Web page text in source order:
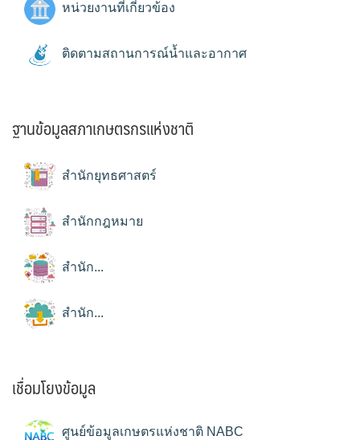
หน่วยงานที่เกี่ยวข้อง
ติดตามสถานการณ์น้ำและอากาศ
ฐานข้อมูลสภาเกษตรกรแห่งชาติ
สำนักยุทธศาสตร์
สำนักกฎหมาย
สำนัก...
สำนัก...
เชื่อมโยงข้อมูล
ศูนย์ข้อมูลเกษตรแห่งชาติ NABC